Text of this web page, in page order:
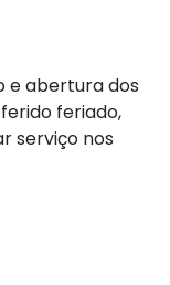
e abertura dos
feriado,
serviço nos